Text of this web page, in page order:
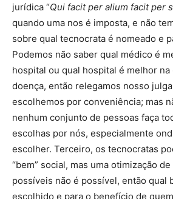
jurídica “Qui facit per alium facit per
quando uma nos é imposta, e não
sobre qual tecnocrata é nomeado e
Podemos não saber qual médico é
hospital ou qual hospital é melhor na
doença, então relegamos nosso
escolhemos por conveniência; mas
nenhum conjunto de pessoas faça
escolhas por nós, especialmente
escolher. Terceiro, os tecnocratas
“bem” social, mas uma otimização
possíveis não é possível, então qual
escolhido e para o benefício de